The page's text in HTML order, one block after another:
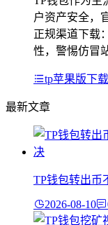
户资产安全，
正规渠道下载
性，警惕仿冒
tp苹果版下载
最新文章
TP钱包转出币
2026-08-10